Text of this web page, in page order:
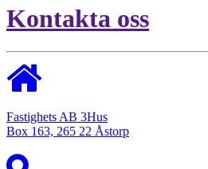
Kontakta oss
Fastighets AB 3Hus
Box 163, 265 22 Åstorp